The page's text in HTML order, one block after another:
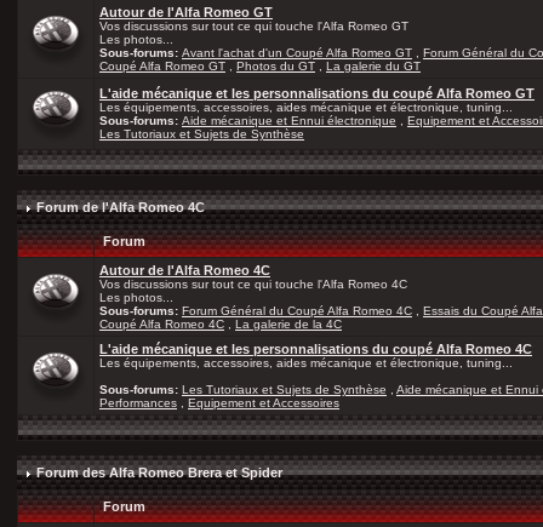
Autour de l'Alfa Romeo GT
Vos discussions sur tout ce qui touche l'Alfa Romeo GT
Les photos...
Sous-forums: Avant l'achat d'un Coupé Alfa Romeo GT
Forum Général du
Coupé Alfa Romeo GT
Photos du GT La galerie du GT
L'aide mécanique et les personnalisations du coupé Alfa Romeo GT
Les équipements, accessoires, aides mécanique et électronique, tuning...
Sous-forums: Aide mécanique et Ennui électronique
Equipement et
Les Tutoriaux et Sujets de Synthèse
Forum de l'Alfa Romeo 4C
Forum
Autour de l'Alfa Romeo 4C
Vos discussions sur tout ce qui touche l'Alfa Romeo 4C
Les photos...
Sous-forums: Forum Général du Coupé Alfa Romeo 4C
Essais du Coupé
Coupé Alfa Romeo 4C
La galerie de la 4C
L'aide mécanique et les personnalisations du coupé Alfa Romeo 4C
Les équipements, accessoires, aides mécanique et électronique, tuning...
Sous-forums: Les Tutoriaux et Sujets de Synthèse
Aide mécanique et Ennui
Performances
Equipement et Accessoires
Forum des Alfa Romeo Brera et Spider
Forum